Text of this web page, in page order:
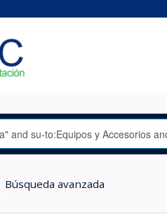
Búsqueda avanzada